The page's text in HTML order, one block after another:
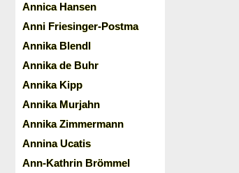
Annica Hansen
Anni Friesinger-Postma
Annika Blendl
Annika de Buhr
Annika Kipp
Annika Murjahn
Annika Zimmermann
Annina Ucatis
Ann-Kathrin Brömmel